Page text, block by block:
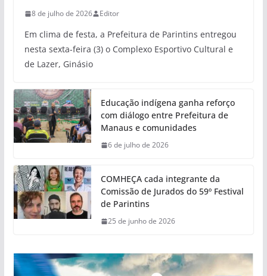
8 de julho de 2026 Editor
Em clima de festa, a Prefeitura de Parintins entregou
nesta sexta-feira (3) o Complexo Esportivo Cultural e
de Lazer, Ginásio
Educação indígena ganha reforço
com diálogo entre Prefeitura de
Manaus e comunidades
6 de julho de 2026
COMHEÇA cada integrante da
Comissão de Jurados do 59º Festival
de Parintins
25 de junho de 2026